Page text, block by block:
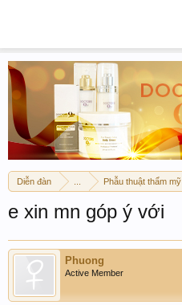
Diễn đàn Phẫu thuật thẩm mỹ
e xin mn góp ý với
Phuong
Active Member